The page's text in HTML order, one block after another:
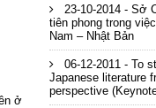
ở
23-10-2014 - Sở
tiên phong trong
Nam – Nhật Bản
06-12-2011 - To
Japanese literature
perspective